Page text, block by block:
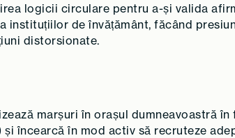
logicii circulare pentru a-și valida
instituțiilor de învățământ, făcând
distorsionate.
marșuri în orașul dumneavoastră
și încearcă în mod activ să recruteze